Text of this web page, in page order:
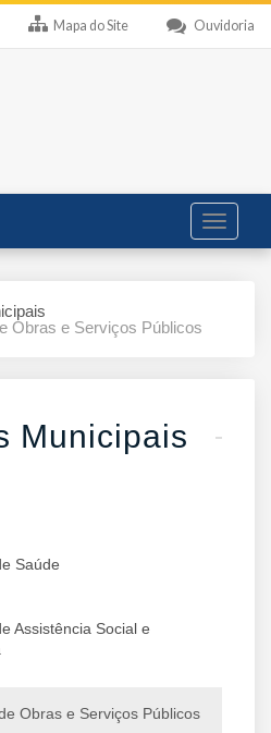
Ouvidoria
Mapa do Site
Toggle
Obras e Serviços Públicos
Municipais
Saúde
Assistência Social e
Obras e Serviços Públicos